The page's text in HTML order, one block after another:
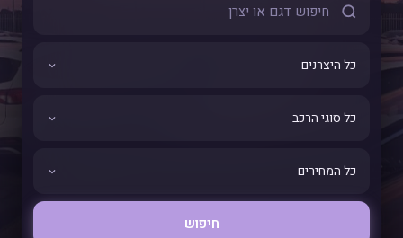
חיפוש